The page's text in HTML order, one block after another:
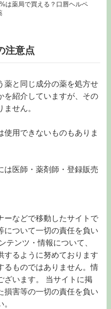
は薬局で買える？口唇ヘルペ
注意点
薬と同じ成分の薬を処方せ
を紹介していますが、その
せん。
用できないものもありま
は医師・薬剤師・登録販売
ーなどで移動したサイトで
について一切の責任を負い
テンツ・情報について、
するように努めております
るものではありません。情
ざいます。 当サイトに掲
損害等の一切の責任を負い